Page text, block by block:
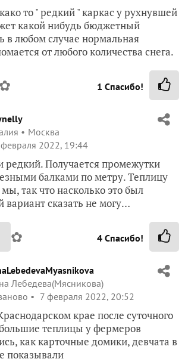
то " редкий " каркас у рухнувшей
какой нибудь бюджетный
в любом случае нормальная
от любого количества снега.
✿ 1 Спасибо!
Москва
2022, 19:44
редкий. Получается промежутки
балками по метру. Теплицу
так что насколько это был
сказать не могу…
✿ 4 Спасибо!
Лебедева(Мясникова)
7 февраля 2022, 20:52
крае после суточного
теплицы у фермеров
как карточные домики, девчата в
показывали